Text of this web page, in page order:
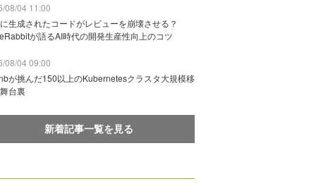
08/04 11:00
生成されたコードがレビューを崩壊させる？
が語るAI時代の開発生産性向上のコツ
08/04 09:00
が挑んだ150以上のKubernetesクラスタ大規模移
台裏
新着記事一覧を見る